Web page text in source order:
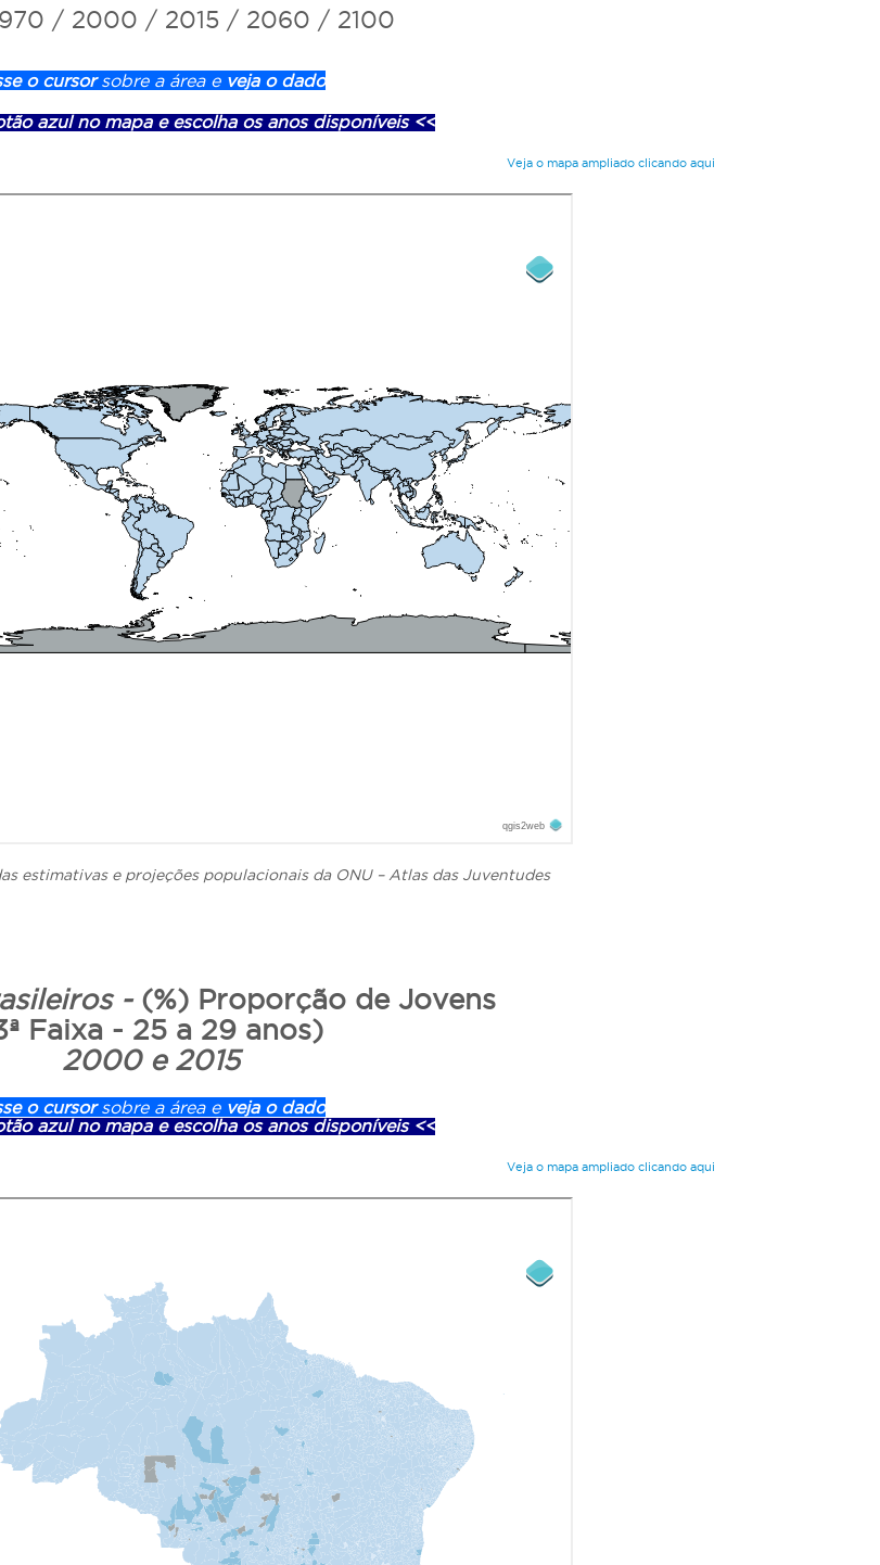
/ 2000 / 2015 / 2060 / 2100
o cursorsobre a área e veja o dado
azul no mapa e escolha os anos disponíveis <<
Veja o mapa ampliado clicando aqui
estimativas e projeções populacionais da ONU – Atlas das Juventudes
- (%) Proporção de Jovens
Faixa - 25 a 29 anos)
2000 e 2015
o cursorsobre a área e veja o dado
azul no mapa e escolha os anos disponíveis <<
Veja o mapa ampliado clicando aqui